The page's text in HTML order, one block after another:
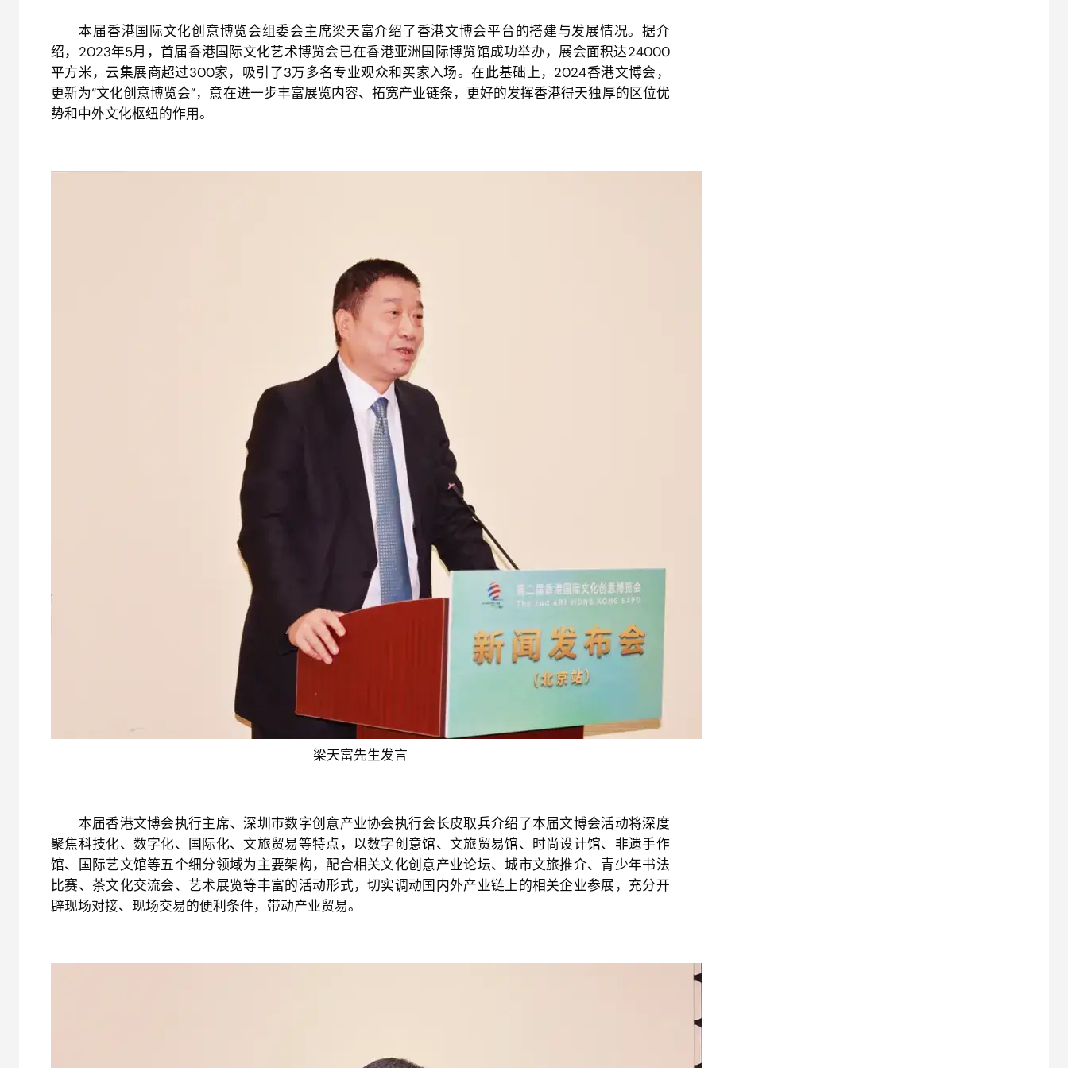
本届香港国际文化创意博览会组委会主席梁天富介绍了香港文博会平台的搭建与发展情况。据介
绍，2023年5月，首届香港国际文化艺术博览会已在香港亚洲国际博览馆成功举办，展会面积达24000
平方米，云集展商超过300家，吸引了3万多名专业观众和买家入场。在此基础上，2024香港文博会，
更新为“文化创意博览会”，意在进一步丰富展览内容、拓宽产业链条，更好的发挥香港得天独厚的区位优
势和中外文化枢纽的作用。
梁天富先生发言
本届香港文博会执行主席、深圳市数字创意产业协会执行会长皮取兵介绍了本届文博会活动将深度
聚焦科技化、数字化、国际化、文旅贸易等特点，以数字创意馆、文旅贸易馆、时尚设计馆、非遗手作
馆、国际艺文馆等五个细分领域为主要架构，配合相关文化创意产业论坛、城市文旅推介、青少年书法
比赛、茶文化交流会、艺术展览等丰富的活动形式，切实调动国内外产业链上的相关企业参展，充分开
辟现场对接、现场交易的便利条件，带动产业贸易。